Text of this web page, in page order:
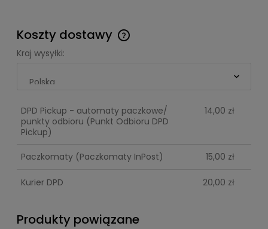
Koszty dostawy
Cena nie zawiera ewentualnych kosztów płatności
Kraj wysyłki:
DPD Pickup - automaty paczkowe/
punkty odbioru (Punkt Odbioru DPD
Pickup)
14,00 zł
Paczkomaty (Paczkomaty InPost) 15,00 zł
Kurier DPD 20,00 zł
Produkty powiązane